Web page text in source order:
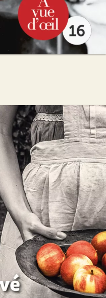
pommier